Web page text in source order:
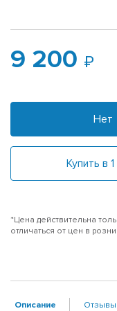
9 200
Нет
Купить в
*Цена действительна
отличаться от цен в
Описание Отзывы